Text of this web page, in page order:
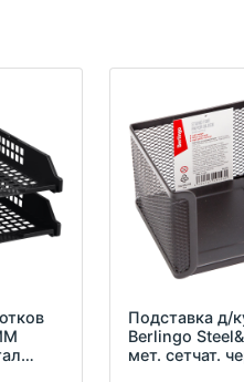
Подставка д/
Berlingo
мет. сетчат.